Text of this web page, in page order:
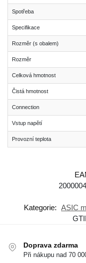
Spotřeba
Specifikace
Rozměr (s obalem)
Rozměr
Celková hmotnost
Čistá hmotnost
Connection
Vstup napětí
Provozní teplota
Kategorie: ASIC
Doprava zdarma
Při nákupu nad 70